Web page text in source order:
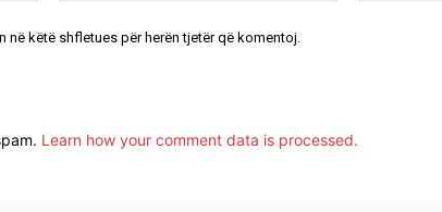
në këtë shfletues për herën tjetër që komentoj.
Learn how your comment data is processed.